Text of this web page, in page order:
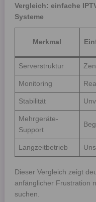
Vergleich: einfache
Systeme
Merkmal
Serverstruktur
Monitoring
Stabilität
Mehrgeräte-
Support
Langzeitbetrieb
Dieser Vergleich zeigt
anfänglicher Frustration
suchen.